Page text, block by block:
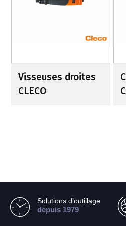
Visseuses droites
CLECO
Solutions d’outillage
depuis 1979